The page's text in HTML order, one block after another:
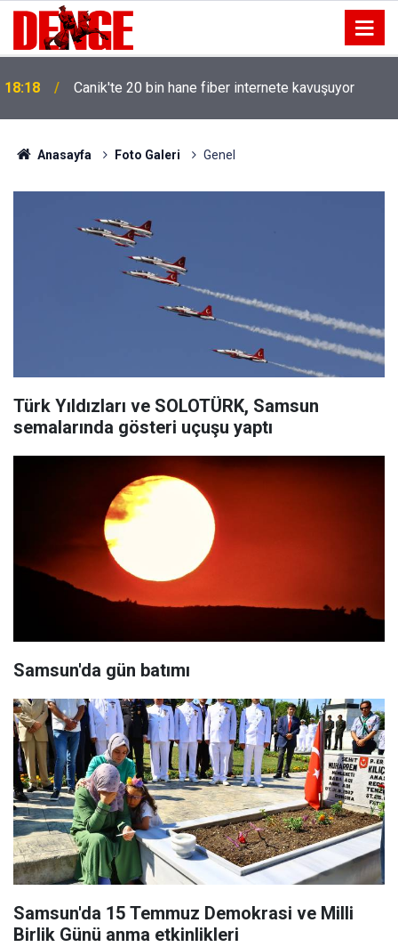
18:18 Canik'te 20 bin hane fiber internete kavuşuyor
Anasayfa Foto Galeri Genel
Türk Yıldızları ve SOLOTÜRK, Samsun
semalarında gösteri uçuşu yaptı
Samsun'da gün batımı
Samsun'da 15 Temmuz Demokrasi ve Milli
Birlik Günü anma etkinlikleri